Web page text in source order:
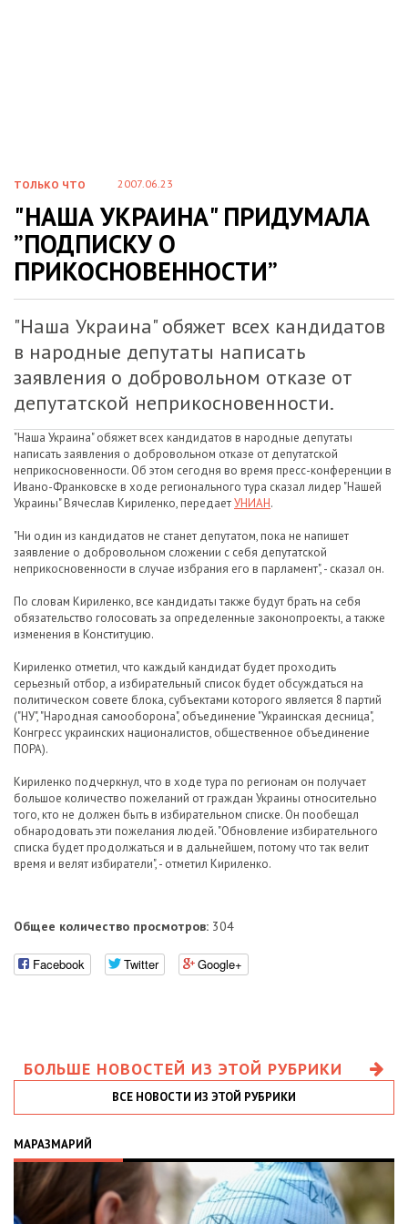
ТОЛЬКО ЧТО 2007.06.23
"НАША УКРАИНА" ПРИДУМАЛА
”ПОДПИСКУ О
ПРИКОСНОВЕННОСТИ”
"Наша Украина" обяжет всех кандидатов
в народные депутаты написать
заявления о добровольном отказе от
депутатской неприкосновенности.
"Наша Украина" обяжет всех кандидатов в народные депутаты
написать заявления о добровольном отказе от депутатской
неприкосновенности. Об этом сегодня во время пресс-конференции в
Ивано-Франковске в ходе регионального тура сказал лидер "Нашей
Украины" Вячеслав Кириленко, передаетУНИАН.
"Ни один из кандидатов не станет депутатом, пока не напишет
заявление о добровольном сложении с себя депутатской
неприкосновенности в случае избрания его в парламент", - сказал он.
По словам Кириленко, все кандидаты также будут брать на себя
обязательство голосовать за определенные законопроекты, а также
изменения в Конституцию.
Кириленко отметил, что каждый кандидат будет проходить
серьезный отбор, а избирательный список будет обсуждаться на
политическом совете блока, субъектами которого является 8 партий
("НУ", "Народная самооборона", объединение "Украинская десница",
Конгресс украинских националистов, общественное объединение
ПОРА).
Кириленко подчеркнул, что в ходе тура по регионам он получает
большое количество пожеланий от граждан Украины относительно
того, кто не должен быть в избирательном списке. Он пообещал
обнародовать эти пожелания людей. "Обновление избирательного
списка будет продолжаться и в дальнейшем, потому что так велит
время и велят избиратели", - отметил Кириленко.
Общее количество просмотров: 304
Facebook Twitter Google+
БОЛЬШЕ НОВОСТЕЙ ИЗ ЭТОЙ РУБРИКИ
ВСЕ НОВОСТИ ИЗ ЭТОЙ РУБРИКИ
МАРАЗМАРИЙ